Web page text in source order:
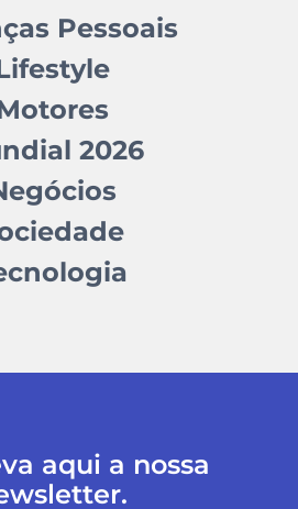
Pessoais
2026
aqui a nossa